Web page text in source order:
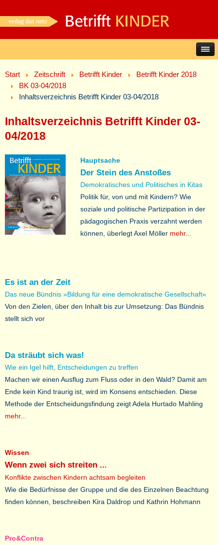
Start Zeitschrift Betrifft Kinder
Betrifft Kinder 2018
BK 03-04/2018
Inhaltsverzeichnis Betrifft Kinder 03-04/2018
Inhaltsverzeichnis Betrifft Kinder 03-
04/2018
Hauptsache
Der Stein des Anstoßes
Demokratisches und Politisches in Kitas
Politik für, von und mit Kindern? Wie
soziale und politische Partizipation in der
pädagogischen Praxis verzahnt werden
können, überlegt Axel Möller mehr...
Es ist an der Zeit
Das neue Bündnis »Bildung für eine demokratische Gesellschaft«
Von den Zielen, über den Inhalt bis zur Umsetzung: Das Bündnis
stellt sich vor
Da sträubt sich was!
Wie ein Igel hilft, Entscheidungen zu treffen
Machen wir einen Ausflug zum Fluss oder in den Wald? Damit am
Ende kein Kind traurig ist, wird im Konsens entschieden. Diese
Methode der Entscheidungsfindung zeigt Adela Hurtado Mahling
mehr...
Wissen
Wenn zwei sich streiten ...
Konflikte zwischen Kindern achtsam begleiten
Wie die Bedürfnisse der Gruppe und die des Einzelnen Beachtung
finden können, beschreiben Kira Daldrop und Kathrin Hohmann
Pro&Contra